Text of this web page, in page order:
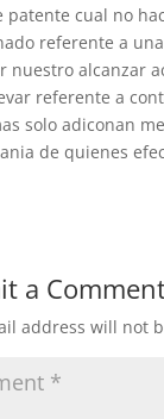
patente cual no
referente a
nuestro alcanzar
referente a
solo adiconan
de quienes
a
address will not